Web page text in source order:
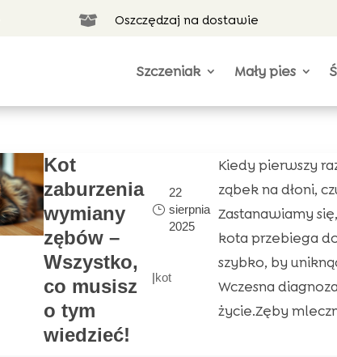
 Oszczędzaj na dostawie
Szczeniak Mały pies
Kot
zaburzenia
wymiany
zębów –
Wszystko,
co musisz
o tym
wiedzieć!
22
sierpnia
2025
|kot
Kiedy pierwszy
ząbek na dłoni,
Zastanawiamy
kota przebiega
szybko, by
Wczesna
życie.Zęby